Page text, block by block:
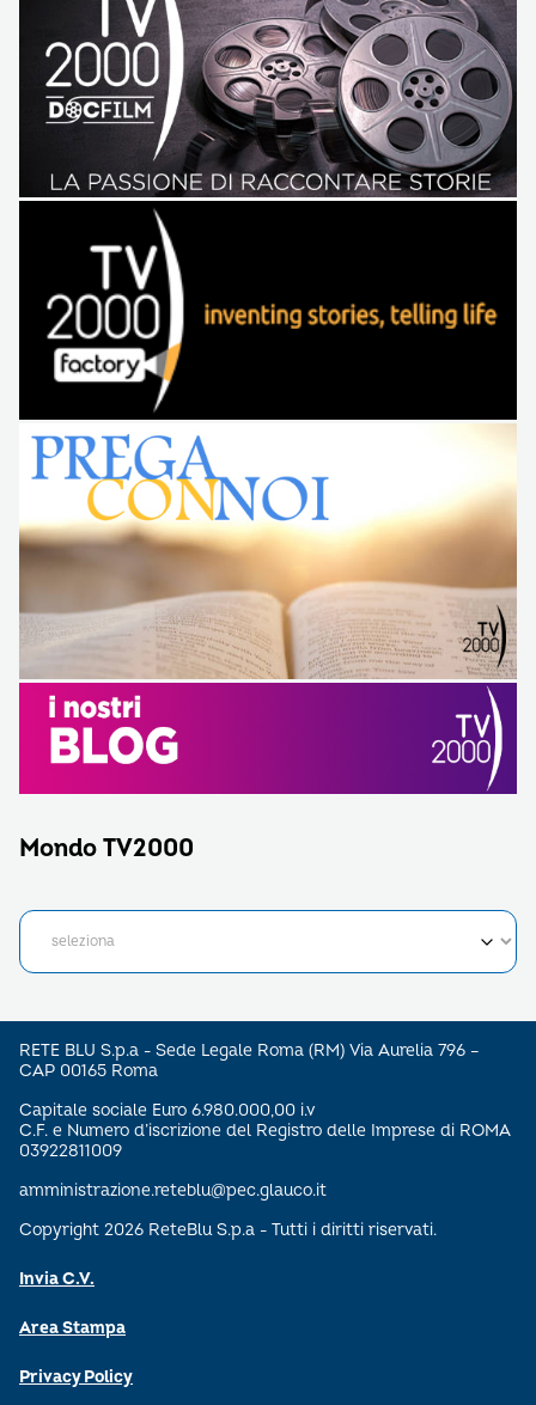
Mondo TV2000
RETE BLU S.p.a - Sede Legale Roma (RM) Via Aurelia 796 –
CAP 00165 Roma
Capitale sociale Euro 6.980.000,00 i.v
C.F. e Numero d’iscrizione del Registro delle Imprese di ROMA
03922811009
amministrazione.reteblu@pec.glauco.it
Copyright 2026 ReteBlu S.p.a - Tutti i diritti riservati.
Invia C.V.
Area Stampa
Privacy Policy